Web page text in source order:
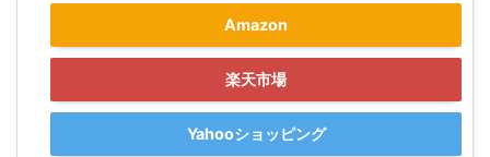
Amazon
楽天市場
Yahooショッピング